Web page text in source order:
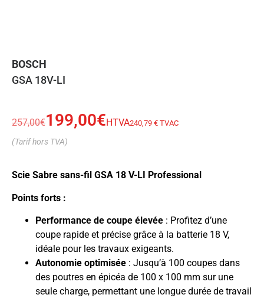
BOSCH
GSA 18V-LI
257,00€199,00€HTVA240,79 € TVAC
(Tarif hors TVA)
Scie Sabre sans-fil GSA 18 V-LI Professional
Points forts :
Performance de coupe élevée : Profitez d’une
coupe rapide et précise grâce à la batterie 18 V,
idéale pour les travaux exigeants.
Autonomie optimisée : Jusqu’à 100 coupes dans
des poutres en épicéa de 100 x 100 mm sur une
seule charge, permettant une longue durée de travail